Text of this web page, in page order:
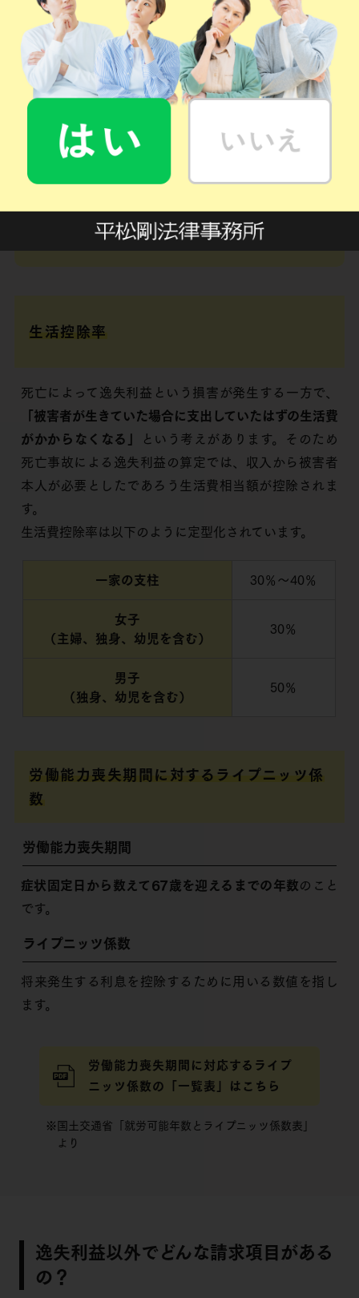
サラリーマンなどの給与所得者
家事従事者
幼児・未就労の学生、失業者
生活控除率
死亡によって逸失利益という損害が発生する一方で、
「被害者が生きていた場合に支出していたはずの生活費
がかからなくなる」
という考えがあります。そのため
死亡事故による逸失利益の算定では、収入から被害者
本人が必要としたであろう生活費相当額が控除されま
す。
生活費控除率は以下のように定型化されています。
一家の支柱 30％～40％
女子
（主婦、独身、幼児を含む）
30％
男子
（独身、幼児を含む）
50％
労働能力喪失期間に対するライプニッツ係
数
労働能力喪失期間
症状固定日から数えて67歳を迎えるまでの年数のこと
です。
ライプニッツ係数
将来発生する利息を控除するために用いる数値を指し
ます。
労働能力喪失期間に対応するライプ
ニッツ係数の「一覧表」はこちら
※国土交通省「就労可能年数とライプニッツ係数表」
より
逸失利益以外でどんな請求項目がある
の？